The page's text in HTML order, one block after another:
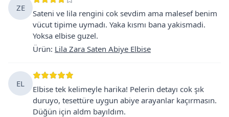
ZE
Sateni ve lila rengini cok sevdim ama malesef benim
vücut tipime uymadı. Yaka kısmı bana yakismadi.
Yoksa elbise guzel.
Ürün: Lila Zara Saten Abiye Elbise
EL
Elbise tek kelimeyle harika! Pelerin detayı cok şık
duruyo, tesettüre uygun abiye arayanlar kaçırmasın.
Düğün için aldm bayıldım.